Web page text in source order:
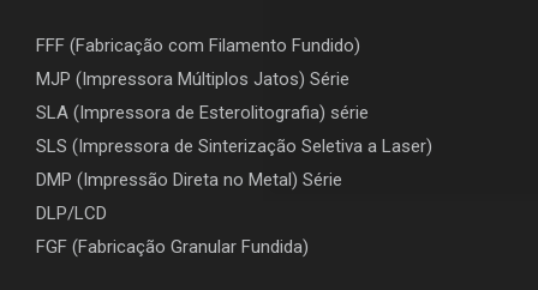
FFF (Fabricação com Filamento Fundido)
MJP (Impressora Múltiplos Jatos) Série
SLA (Impressora de Esterolitografia) série
SLS (Impressora de Sinterização Seletiva a Laser)
DMP (Impressão Direta no Metal) Série
DLP/LCD
FGF (Fabricação Granular Fundida)